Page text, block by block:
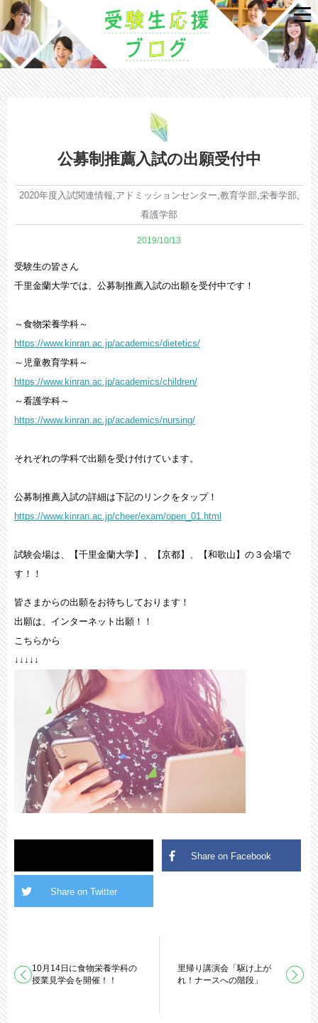
公募制推薦入試の出願受付中
2019/10/13
2020年度入試関連情報,アドミッションセンター,教育学部,栄養学部,
看護学部
受験生の皆さん
千里金蘭大学では、公募制推薦入試の出願を受付中です！
～食物栄養学科～
https://www.kinran.ac.jp/academics/dietetics/
～児童教育学科～
https://www.kinran.ac.jp/academics/children/
～看護学科～
https://www.kinran.ac.jp/academics/nursing/
それぞれの学科で出願を受け付けています。
公募制推薦入試の詳細は下記のリンクをタップ！
https://www.kinran.ac.jp/cheer/exam/open_01.html
試験会場は、【千里金蘭大学】、【京都】、【和歌山】の３会場で
す！！
皆さまからの出願をお待ちしております！
出願は、インターネット出願！！
こちらから
↓↓↓↓↓
10月14日に食物栄養学科の
授業見学会を開催！！
里帰り講演会「駆け上が
れ！ナースへの階段」